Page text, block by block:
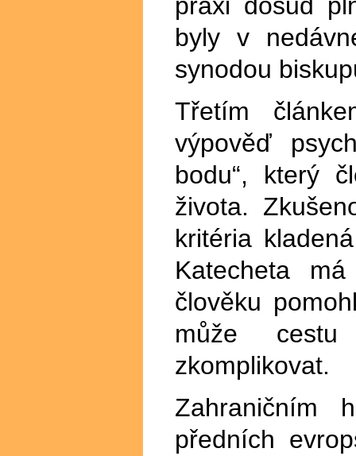
byly v
synodou
Třetím
výpověď
bodu“, který
života.
kritéria
Katecheta
člověku
může
zkomplikovat.
Zahraničním
předních